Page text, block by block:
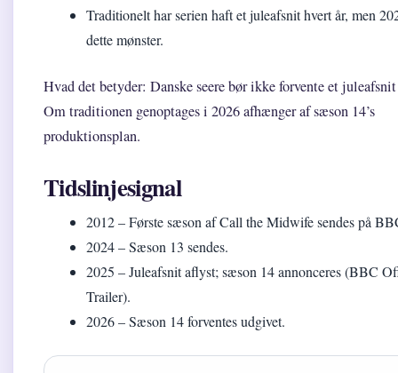
Traditionelt har serien haft et juleafsnit hvert år, men
dette mønster.
Hvad det betyder: Danske seere bør ikke forvente et
Om traditionen genoptages i 2026 afhænger af sæson 14’s
produktionsplan.
Tidslinjesignal
2012– Første sæson af Call the Midwife sendes på
2024– Sæson 13 sendes.
2025 – Juleafsnit aflyst; sæson 14 annonceres (BBC
Trailer).
2026– Sæson 14 forventes udgivet.